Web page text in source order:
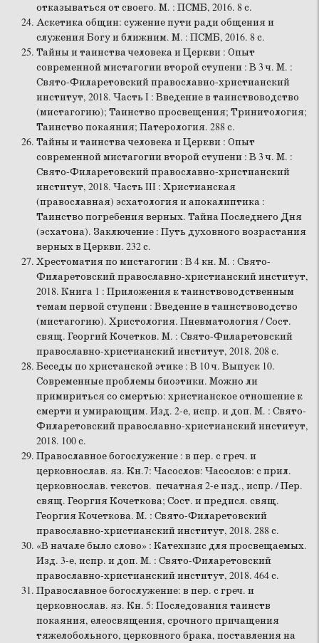
отказываться от своего. М. : ПСМБ, 2016. 8 с.
Аскетика общин: сужение пути ради общения и
служения Богу и ближним. М. : ПСМБ, 2016. 8 с.
Тайны и таинства человека и Церкви : Опыт
современной мистагогии второй ступени : В 3 ч. М. :
Свято-Филаретовский православно-христианский
институт, 2018. Часть I : Введение в таинствоводство
(мистагогию); Таинство просвещения; Тринитология;
Таинство покаяния; Патерология. 288 с.
Тайны и таинства человека и Церкви : Опыт
современной мистагогии второй ступени : В 3 ч. М. :
Свято-Филаретовский православно-христианский
институт, 2018. Часть III : Христианская
(православная) эсхатология и апокалиптика :
Таинство погребения верных. Тайна Последнего Дня
(эсхатона). Заключение : Путь духовного возрастания
верных в Церкви. 232 с.
Хрестоматия по мистагогии : В 4 кн. М. : Свято-
Филаретовский православно-христианский институт,
2018. Книга 1 : Приложения к таинствоводственным
темам первой ступени : Введение в таинствоводство
(мистагогию). Христология. Пневматология / Сост.
свящ. Георгий Кочетков. М. : Свято-Филаретовский
православно-христианский институт, 2018. 208 с.
Беседы по христанской этике : В 10 ч. Выпуск 10.
Современные проблемы биоэтики. Можно ли
примириться со смертью: христианское отношение к
смерти и умирающим. Изд. 2-е, испр. и доп. М. : Свято-
Филаретовский православно-христианский институт,
2018. 100 с.
Православное богослужение : в пер. с греч. и
церковнослав. яз. Кн.7: Часослов: Часослов: с прил.
церковнослав. текстов. печатная 2-е изд., испр. / Пер.
свящ. Георгия Кочеткова; Сост. и предисл. свящ.
Георгия Кочеткова. М. : Свято-Филаретовский
православно-христианский институт, 2018. 288 с.
«В начале было слово» : Катехизис для просвещаемых.
Изд. 3-е, испр. и доп. М. : Свято-Филаретовский
православно-христианский институт, 2018. 464 с.
Православное богослужение: в пер. с греч. и
церковнослав. яз. Кн. 5: Последования таинств
покаяния, елеосвящения, срочного причащения
тяжелобольного, церковного брака, поставления на